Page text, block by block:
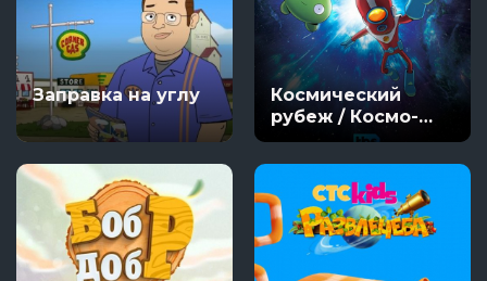
Заправка на углу
Космический
рубеж / Космо-
Рубеж